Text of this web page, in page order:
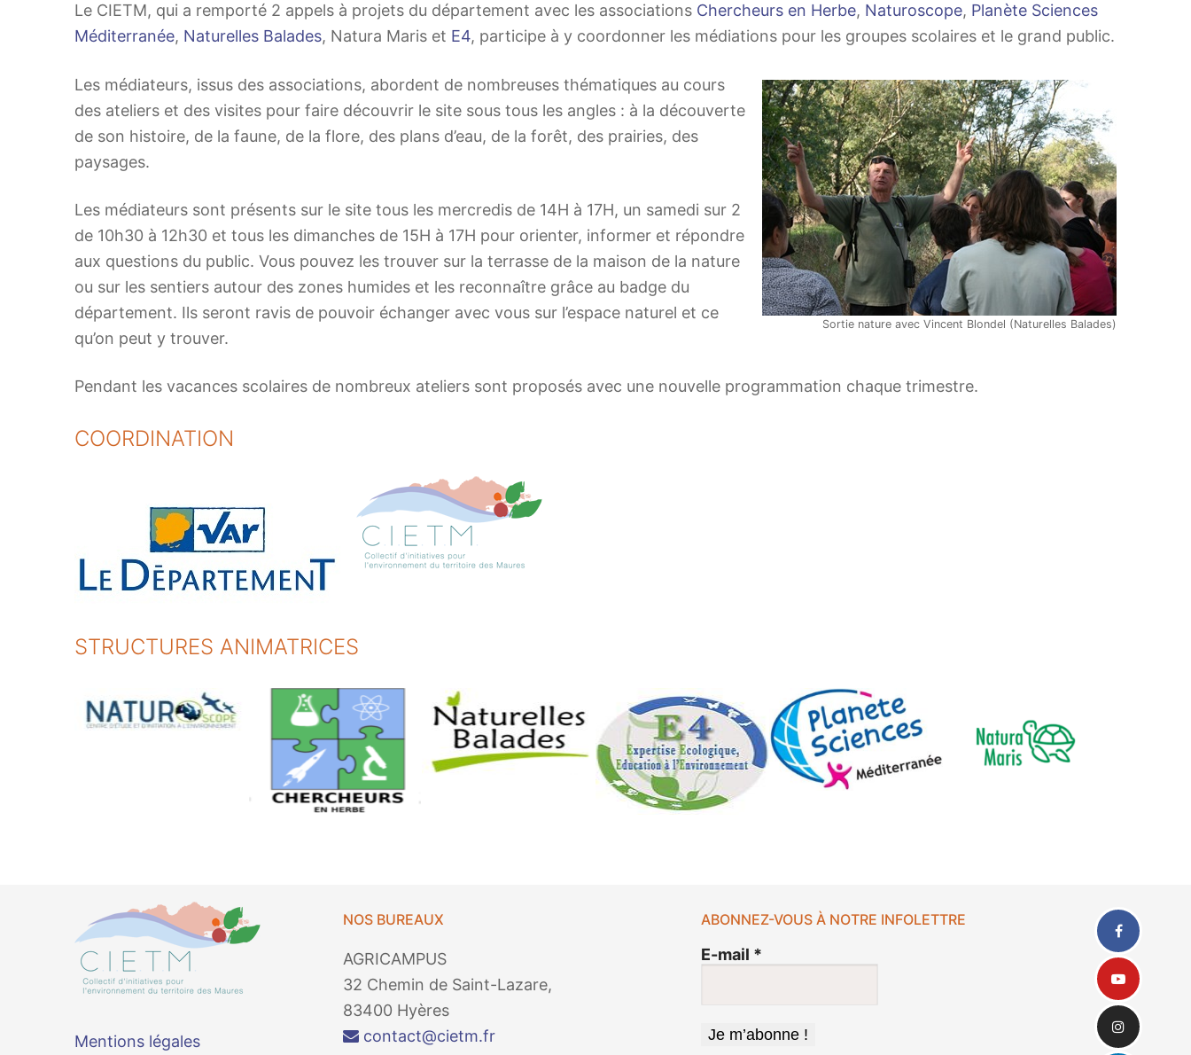
Le CIETM, qui a remporté 2 appels à projets du département avec les associations Chercheurs en Herbe, Naturoscope, Planète Sciences
Méditerranée, Naturelles Balades, Natura Maris et E4, participe à y coordonner les médiations pour les groupes scolaires et le grand public.
Sortie nature avec Vincent Blondel (Naturelles Balades)
Les médiateurs, issus des associations, abordent de nombreuses thématiques au cours
des ateliers et des visites pour faire découvrir le site sous tous les angles : à la découverte
de son histoire, de la faune, de la flore, des plans d’eau, de la forêt, des prairies, des
paysages.
Les médiateurs sont présents sur le site tous les mercredis de 14H à 17H, un samedi sur 2
de 10h30 à 12h30 et tous les dimanches de 15H à 17H pour orienter, informer et répondre
aux questions du public. Vous pouvez les trouver sur la terrasse de la maison de la nature
ou sur les sentiers autour des zones humides et les reconnaître grâce au badge du
département. Ils seront ravis de pouvoir échanger avec vous sur l’espace naturel et ce
qu’on peut y trouver.
Pendant les vacances scolaires de nombreux ateliers sont proposés avec une nouvelle programmation chaque trimestre.
COORDINATION
STRUCTURES ANIMATRICES
Mentions légales
NOS BUREAUX
AGRICAMPUS
32 Chemin de Saint-Lazare,
83400 Hyères
contact@cietm.fr
ABONNEZ-VOUS À NOTRE INFOLETTRE
E-mail *